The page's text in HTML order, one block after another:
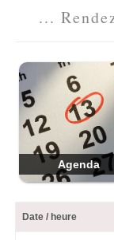
...
Agenda
Date / heure